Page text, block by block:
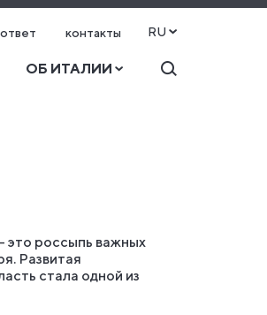
контакты RU
ОБ ИТАЛИИ
это россыпь важных
Развитая
стала одной из